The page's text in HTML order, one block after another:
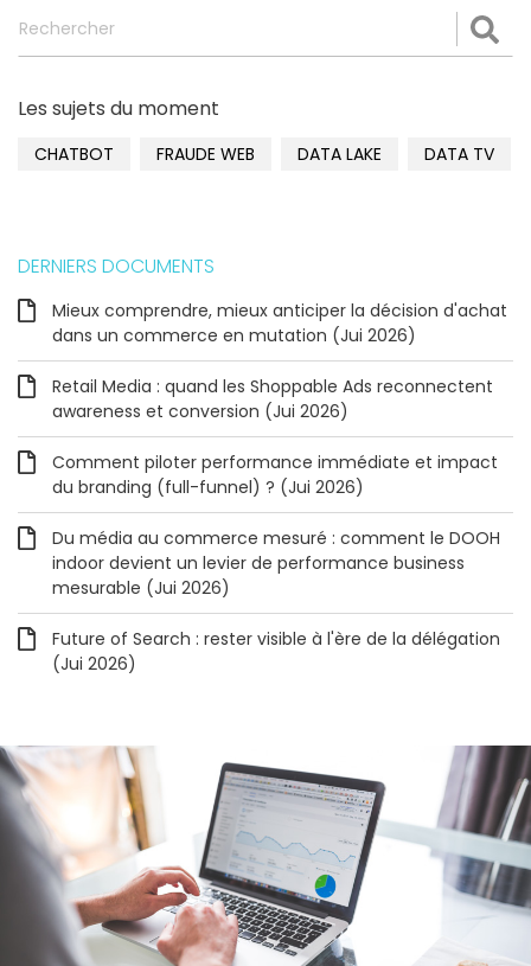
Les sujets du moment
CHATBOT FRAUDE WEB DATA LAKE DATA TV
DERNIERS DOCUMENTS
Mieux comprendre, mieux anticiper la décision d'achat
dans un commerce en mutation (Jui 2026)
Retail Media : quand les Shoppable Ads reconnectent
awareness et conversion (Jui 2026)
Comment piloter performance immédiate et impact
du branding (full-funnel) ? (Jui 2026)
Du média au commerce mesuré : comment le DOOH
indoor devient un levier de performance business
mesurable (Jui 2026)
Future of Search : rester visible à l'ère de la délégation
(Jui 2026)